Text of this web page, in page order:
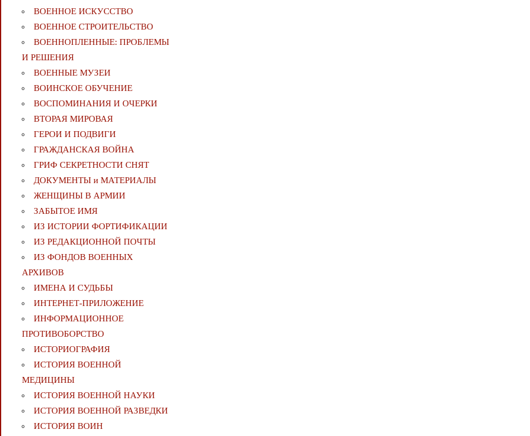
ВОЕННОЕ ИСКУССТВО
ВОЕННОЕ СТРОИТЕЛЬСТВО
ВОЕННОПЛЕННЫЕ: ПРОБЛЕМЫ
И РЕШЕНИЯ
ВОЕННЫЕ МУЗЕИ
ВОИНСКОЕ ОБУЧЕНИЕ
ВОСПОМИНАНИЯ И ОЧЕРКИ
ВТОРАЯ МИРОВАЯ
ГЕРОИ И ПОДВИГИ
ГРАЖДАНСКАЯ ВОЙНА
ГРИФ СЕКРЕТНОСТИ СНЯТ
ДОКУМЕНТЫ и МАТЕРИАЛЫ
ЖЕНЩИНЫ В АРМИИ
ЗАБЫТОЕ ИМЯ
ИЗ ИСТОРИИ ФОРТИФИКАЦИИ
ИЗ РЕДАКЦИОННОЙ ПОЧТЫ
ИЗ ФОНДОВ ВОЕННЫХ
АРХИВОВ
ИМЕНА И СУДЬБЫ
ИНТЕРНЕТ-ПРИЛОЖЕНИЕ
ИНФОРМАЦИОННОЕ
ПРОТИВОБОРСТВО
ИСТОРИОГРАФИЯ
ИСТОРИЯ ВОЕННОЙ
МЕДИЦИНЫ
ИСТОРИЯ ВОЕННОЙ НАУКИ
ИСТОРИЯ ВОЕННОЙ РАЗВЕДКИ
ИСТОРИЯ ВОИН